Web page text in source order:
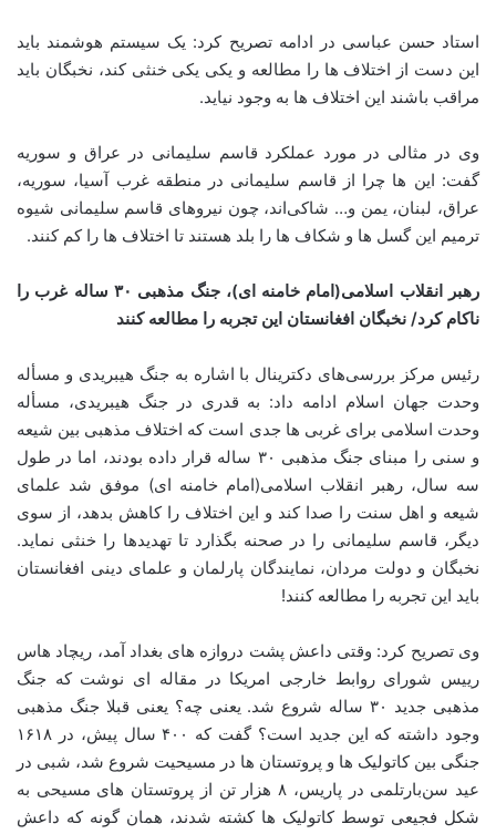
استاد حسن عباسی در ادامه تصریح کرد: یک سیستم هوشمند باید
این دست از اختلاف ها را مطالعه و یکی یکی خنثی کند، نخبگان باید
مراقب باشند این اختلاف ها به وجود نیاید.
وی در مثالی در مورد عملکرد قاسم سلیمانی در عراق و سوریه
گفت: این ها چرا از قاسم سلیمانی در منطقه غرب آسیا، سوریه،
عراق، لبنان، یمن و… شاکی‌اند، چون نیروهای قاسم سلیمانی شیوه
ترمیم این گسل ها و شکاف ها را بلد هستند تا اختلاف ها را کم کنند.
رهبر انقلاب اسلامی(امام خامنه ای)، جنگ مذهبی ۳۰ ساله غرب را
ناکام کرد/ نخبگان افغانستان این تجربه را مطالعه کنند
رئیس مرکز بررسی‌های دکترینال با اشاره به جنگ هیبریدی و مسأله
وحدت جهان اسلام ادامه داد: به قدری در جنگ هیبریدی، مسأله
وحدت اسلامی برای غربی ها جدی است که اختلاف مذهبی بین شیعه
و سنی را مبنای جنگ مذهبی ۳۰ ساله قرار داده بودند، اما در طول
سه سال، رهبر انقلاب اسلامی(امام خامنه ای) موفق شد علمای
شیعه و اهل سنت را صدا کند و این اختلاف را کاهش بدهد، از سوی
دیگر، قاسم سلیمانی را در صحنه بگذارد تا تهدیدها را خنثی نماید.
نخبگان و دولت مردان، نمایندگان پارلمان و علمای دینی افغانستان
باید این تجربه را مطالعه کنند!
وی تصریح کرد: وقتی داعش پشت دروازه های بغداد آمد، ریچاد هاس
رییس شورای روابط خارجی امریکا در مقاله ای نوشت که جنگ
مذهبی جدید ۳۰ ساله شروع شد. یعنی چه؟ یعنی قبلا جنگ مذهبی
وجود داشته که این جدید است؟ گفت که ۴۰۰ سال پیش، در ۱۶۱۸
جنگی بین کاتولیک ها و پروتستان ها در مسیحیت شروع شد، شبی در
عید سن‌بارتلمی در پاریس، ۸ هزار تن از پروتستان های مسیحی به
شکل فجیعی توسط کاتولیک ها کشته شدند، همان گونه که داعش